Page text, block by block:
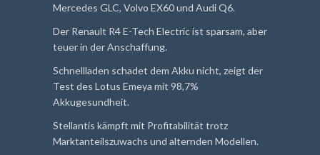
Mercedes GLC, Volvo EX60 und Audi Q6.
Der Renault R4 E-Tech Electric ist sparsam, aber
teuer in der Anschaffung.
Schnellladen schadet dem Akku nicht, zeigt der
Test des Lotus Emeya mit 98,7%
Akkugesundheit.
Stellantis kämpft mit Profitabilität trotz
Marktanteilszuwachs und alternden Modellen.